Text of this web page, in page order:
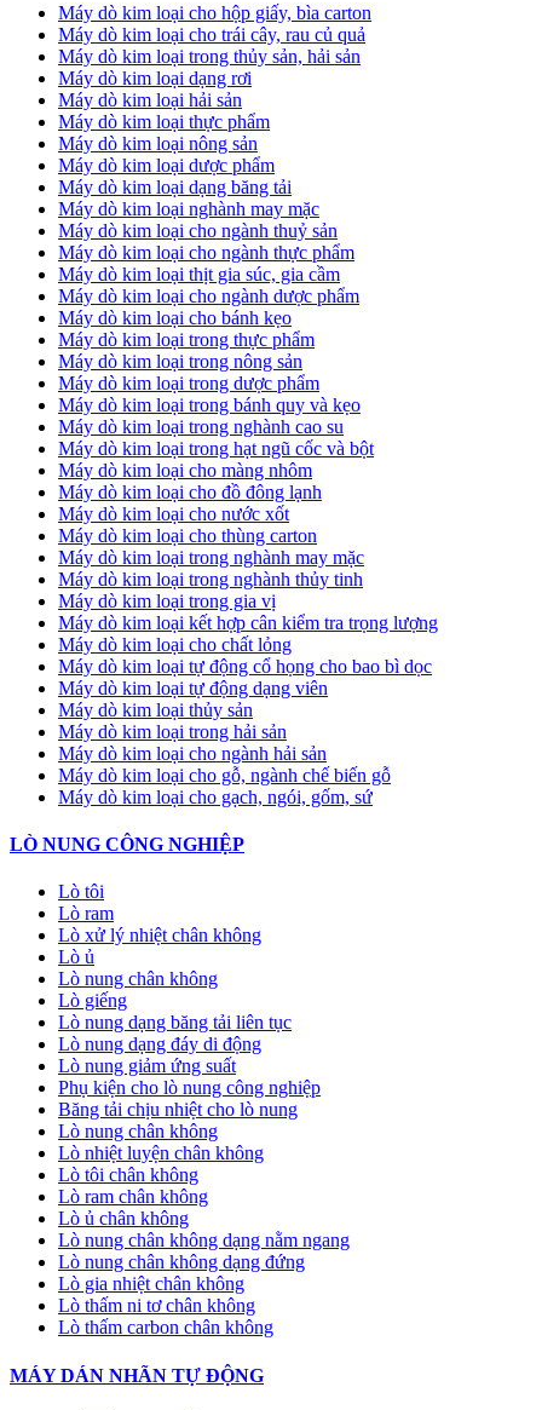
Máy dò kim loại cho hộp giấy, bìa carton
Máy dò kim loại cho trái cây, rau củ quả
Máy dò kim loại trong thủy sản, hải sản
Máy dò kim loại dạng rơi
Máy dò kim loại hải sản
Máy dò kim loại thực phẩm
Máy dò kim loại nông sản
Máy dò kim loại dược phẩm
Máy dò kim loại dạng băng tải
Máy dò kim loại nghành may mặc
Máy dò kim loại cho ngành thuỷ sản
Máy dò kim loại cho ngành thực phẩm
Máy dò kim loại thịt gia súc, gia cầm
Máy dò kim loại cho ngành dược phẩm
Máy dò kim loại cho bánh kẹo
Máy dò kim loại trong thực phẩm
Máy dò kim loại trong nông sản
Máy dò kim loại trong dược phẩm
Máy dò kim loại trong bánh quy và kẹo
Máy dò kim loại trong nghành cao su
Máy dò kim loại trong hạt ngũ cốc và bột
Máy dò kim loại cho màng nhôm
Máy dò kim loại cho đồ đông lạnh
Máy dò kim loại cho nước xốt
Máy dò kim loại cho thùng carton
Máy dò kim loại trong nghành may mặc
Máy dò kim loại trong nghành thủy tinh
Máy dò kim loại trong gia vị
Máy dò kim loại kết hợp cân kiểm tra trọng lượng
Máy dò kim loại cho chất lỏng
Máy dò kim loại tự động cổ họng cho bao bì dọc
Máy dò kim loại tự động dạng viên
Máy dò kim loại thủy sản
Máy dò kim loại trong hải sản
Máy dò kim loại cho ngành hải sản
Máy dò kim loại cho gỗ, ngành chế biến gỗ
Máy dò kim loại cho gạch, ngói, gốm, sứ
LÒ NUNG CÔNG NGHIỆP
Lò tôi
Lò ram
Lò xử lý nhiệt chân không
Lò ủ
Lò nung chân không
Lò giếng
Lò nung dạng băng tải liên tục
Lò nung dạng đáy di động
Lò nung giảm ứng suất
Phụ kiện cho lò nung công nghiệp
Băng tải chịu nhiệt cho lò nung
Lò nung chân không
Lò nhiệt luyện chân không
Lò tôi chân không
Lò ram chân không
Lò ủ chân không
Lò nung chân không dạng nằm ngang
Lò nung chân không dạng đứng
Lò gia nhiệt chân không
Lò thấm ni tơ chân không
Lò thấm carbon chân không
MÁY DÁN NHÃN TỰ ĐỘNG